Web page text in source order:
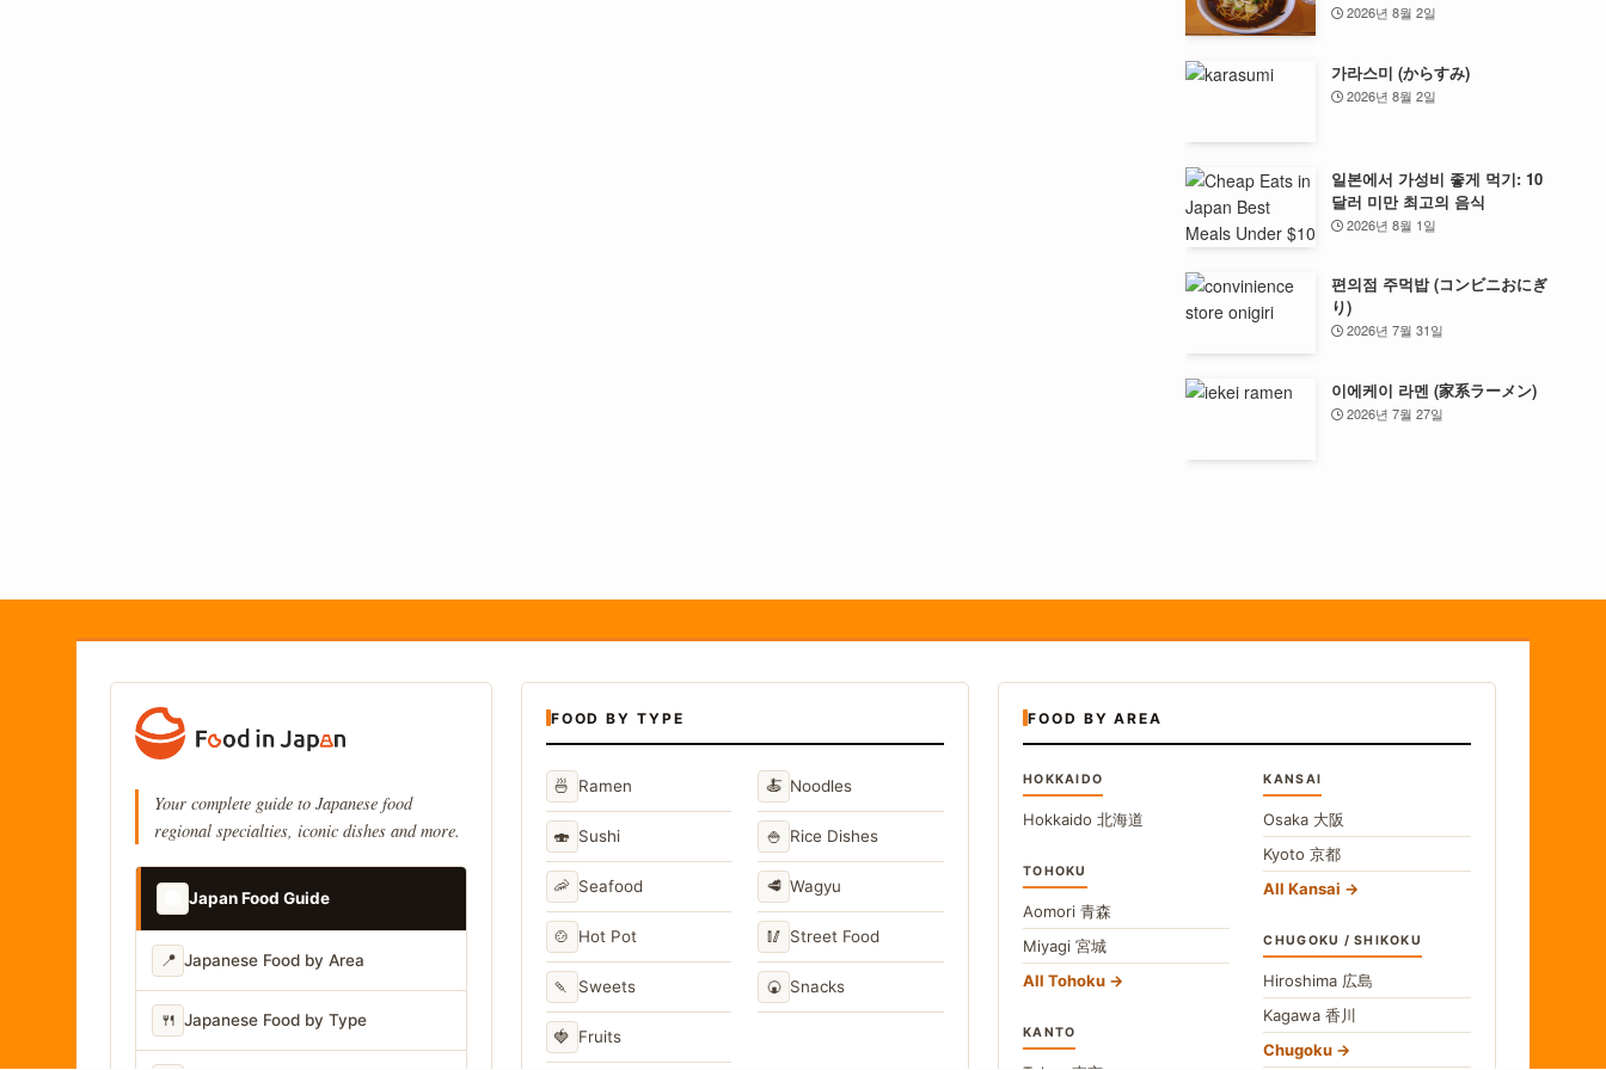
2026년 8월 2일
가라스미 (からすみ)
2026년 8월 2일
일본에서 가성비 좋게 먹기: 10
달러 미만 최고의 음식
2026년 8월 1일
편의점 주먹밥 (コンビニおにぎ
り)
2026년 7월 31일
이에케이 라멘 (家系ラーメン)
2026년 7월 27일
Your complete guide to Japanese food
regional specialties, iconic dishes and more.
Japan Food Guide
📍 Japanese Food by Area
🍴 Japanese Food by Type
FOOD BY TYPE
🍜 Ramen 🍝 Noodles
🍣 Sushi 🍚 Rice Dishes
🦐 Seafood 🥩 Wagyu
🍲 Hot Pot 🥢 Street Food
🍡 Sweets 🍘 Snacks
🍓 Fruits
FOOD BY AREA
HOKKAIDO
Hokkaido 北海道
TOHOKU
Aomori 青森
Miyagi 宮城
All Tohoku
KANTO
KANSAI
Osaka 大阪
Kyoto京都
All Kansai
CHUGOKU / SHIKOKU
Hiroshima 広島
Kagawa香川
Chugoku